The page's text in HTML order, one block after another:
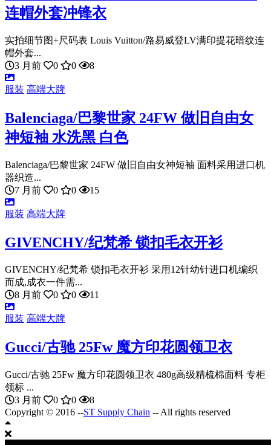
连帽外套冲锋衣
实拍细节图+尺码表 Louis Vuitton/路易威登LV满印提花暗纹连
帽外套...
3 月前
0 0 8
服装 高端大牌
Balenciaga/巴黎世家 24FW 做旧自由女
神短袖 水洗黑 白色
Balenciaga/巴黎世家 24FW 做旧自由女神短袖 面料采用进口机
器织造...
7 月前
0 0 15
服装 高端大牌
GIVENCHY/纪梵希 锁扣毛衣开衫
GIVENCHY/纪梵希 锁扣毛衣开衫 采用12针幼针进口机编织
而成,成衣一件需...
8 月前
0 0 11
服装 高端大牌
Gucci/古驰 25Fw 魔方印花圆领卫衣
Gucci/古驰 25Fw 魔方印花圆领卫衣 480g高级精梳棉面料 专柜
领标 ...
3 月前
0 0
8
Copyright © 2016 --ST Supply Chain -- All rights reserved